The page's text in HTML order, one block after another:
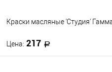
Краски масляные 'Студия'
Цена: 217